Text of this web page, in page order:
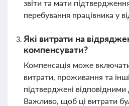
звіти та мати
перебування працівника у
Які витрати на
компенсувати?
Компенсація може
витрати, проживання та
підтверджені
Важливо, щоб ці витрати